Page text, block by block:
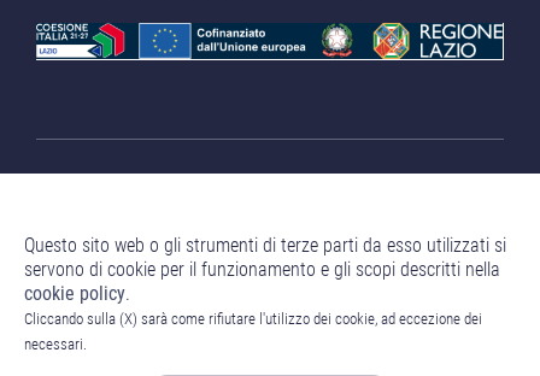
Questo sito web o gli strumenti di terze parti da esso utilizzati si
servono di cookie per il funzionamento e gli scopi descritti nella
cookie policy.
Cliccando sulla (X) sarà come rifiutare l'utilizzo dei cookie, ad eccezione dei
necessari.
Nuove Vacanze Romane S.r.l.Sede Legale: Corso Venezia 18
- 20121 Milano (MI) P.IVA 13239200960 Numero REA MI -